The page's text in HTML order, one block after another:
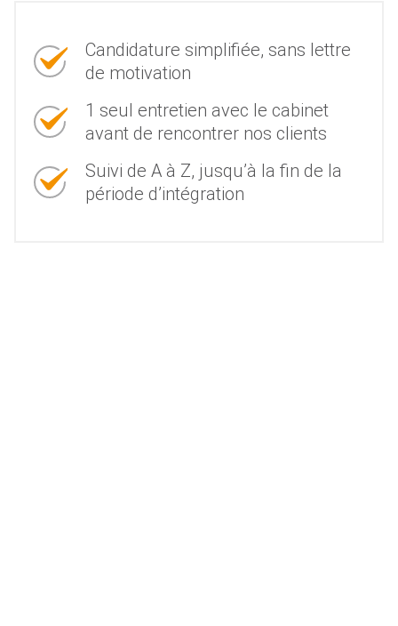
Candidature simplifiée, sans lettre
de motivation
1 seul entretien avec le cabinet
avant de rencontrer nos clients
Suivi de A à Z, jusqu’à la fin de la
période d’intégration